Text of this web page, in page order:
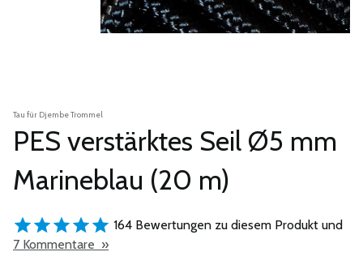
Tau für Djembe Trommel
PES verstärktes Seil Ø5 mm
Marineblau (20 m)
164 Bewertungen zu diesem Produkt und
7 Kommentare »